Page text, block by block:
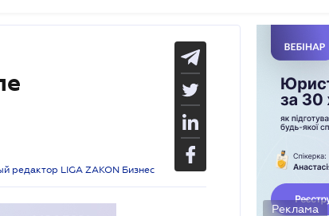
редактор LIGA ZAKON Бизнес
Реклама